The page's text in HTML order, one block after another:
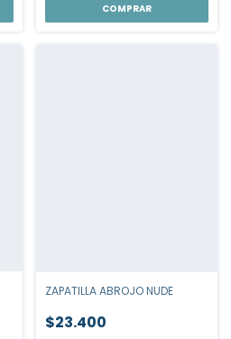
COMPRAR
ZAPATILLA ABROJO NUDE
$23.400